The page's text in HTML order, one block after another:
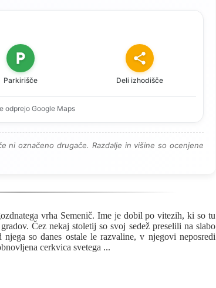
Parkirišče Deli izhodišče
odprejo Google Maps
ni označeno drugače. Razdalje in višine so ocenjene
vrha Semenič. Ime je dobil po vitezih, ki so tu
Čez nekaj stoletij so svoj sedež preselili na slabo
so danes ostale le razvaline, v njegovi neposredi
cerkvica svetega ...